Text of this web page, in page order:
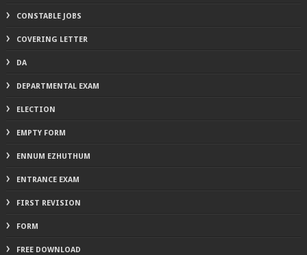
CONSTABLE JOBS
COVERING LETTER
DA
DEPARTMENTAL EXAM
ELECTION
EMPTY FORM
ENNUM EZHUTHUM
ENTRANCE EXAM
FIRST REVISION
FORM
FREE DOWNLOAD